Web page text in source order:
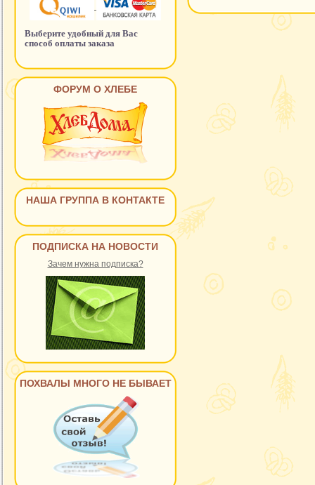
Выберите удобный для Вас
способ оплаты заказа
ФОРУМ О ХЛЕБЕ
НАША ГРУППА В КОНТАКТЕ
ПОДПИСКА НА НОВОСТИ
Зачем нужна подписка?
ПОХВАЛЫ МНОГО НЕ БЫВАЕТ